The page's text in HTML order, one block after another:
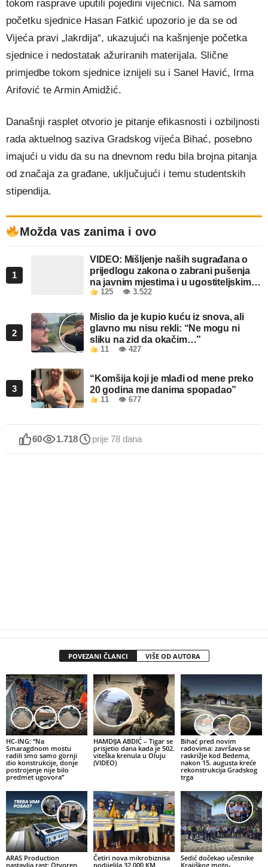
tokom rasprave uputili pojedini vijećnici. Na samom
početku sjednice Hasan Fatkić upozorio je da se od
Vijeća pravi „lakrdija“, ukazujući na kašnjenje početka
sjednice i nedostatak ažuriranih materijala. Slične
primjedbe tokom sjednice iznijeli su i Sanel Havić, Irma
Arifović te Armin Amidžić.
Današnji rasplet otvorio je pitanje efikasnosti i ozbiljnosti
rada aktuelnog saziva Gradskog vijeća Bihać, posebno
imajući u vidu da su na dnevnom redu bila brojna pitanja
od značaja za građane, uključujući i temu studentskih
stipendija.
Možda vas zanima i ovo
1
VIDEO: Mišljenje naših sugrađana o
prijedlogu zakona o zabrani pušenja
na javnim mjestima i u ugostiteljskim
objektima u FBiH
125 👁 3.522
2
Mislio da je kupio kuću iz snova, ali
glavno mu nisu rekli: “Ne mogu ni
sliku na zid da okačim…”
11 👁 427
3
“Komšija koji je mlađi od mene preko
20 godina me danima spopadao”
11 👁 677
60 1.718 prije 78 dana
POVEZANI ČLANCI VIŠE OD AUTORA
HC-ING: “Na
Smaragdnom mostu
radili smo samo gornji
dio konstrukcije, donje
postrojenje nije bilo
predmet ugovora”
HAMDIJA ABDIĆ – Tigar se
prisjetio dana kada je 502.
viteška krenula u Oluju
(VIDEO)
Bihać pred novim
radovima: završava se
raskrižje kod Bedema,
nakon 15. augusta kreće
rekonstrukcija Gradskog
trga
ARAS Production
nastavlja rast: Otvoren
Četiri nova mikrobiznisa
podijelila 32.000 KM,
Sedić dočekao učesnike
Krajiškog moto-